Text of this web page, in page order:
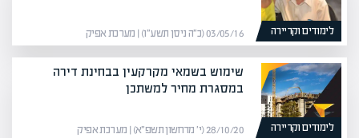
לימודים וקריירה 03/05/16 (כ״ה ניסן תשע״ו) | מערכת אפיק
לימודים וקריירה
שימוש בשמאי מקרקעין בבחינת דירה
במסגרת מחיר למשתכן
28/10/20 (י׳ מרחשון תשפ״א) | מערכת אפיק